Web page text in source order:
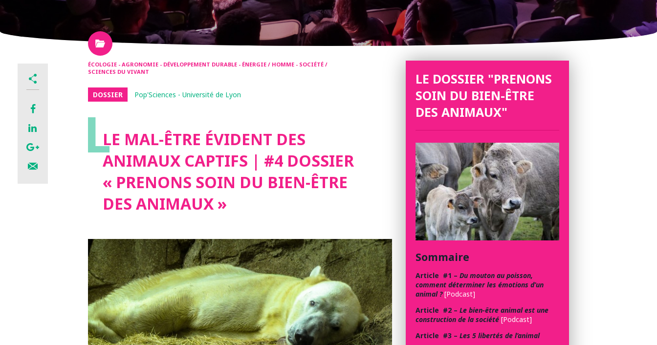
ÉCOLOGIE - AGRONOMIE - DÉVELOPPEMENT DURABLE - ÉNERGIE / HOMME - SOCIÉTÉ /
SCIENCES DU VIVANT
DOSSIER Pop'Sciences - Université de Lyon
LLE MAL-ÊTRE ÉVIDENT DES
ANIMAUX CAPTIFS | #4 DOSSIER
« PRENONS SOIN DU BIEN-ÊTRE
DES ANIMAUX »
LE DOSSIER "PRENONS
SOIN DU BIEN-ÊTRE
DES ANIMAUX"
Sommaire
Article #1 – Du mouton au poisson,
comment déterminer les émotions d’un
animal ?[Podcast]
Article #2 – Le bien-être animal est une
construction de la société [Podcast]
Article #3 – Les 5 libertés de l’animal